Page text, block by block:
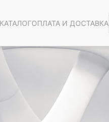
КАТАЛОГОПЛАТА И ДОСТАВКА